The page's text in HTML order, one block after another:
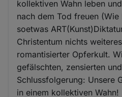
kollektiven Wahn leben
nach dem Tod freuen
soetwas
Christentum nichts
romantisierter Opferkult.
gefälschten, zensierten
Schlussfolgerung: Unsere
in einem kollektiven Wahn!